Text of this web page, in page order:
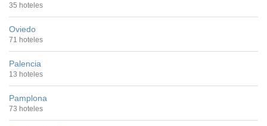
35 hoteles
Oviedo
71 hoteles
Palencia
13 hoteles
Pamplona
73 hoteles